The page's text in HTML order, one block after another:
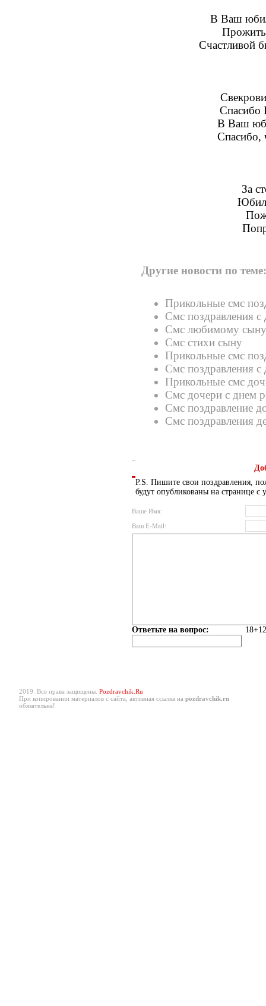
В Ваш
Прожить
Счастливой
Спасибо
В Ваш
Спасибо,
За
Другие новости по теме:
Прикольные смс
Смс поздравления
Смс любимому сыну
Смс стихи сыну
Прикольные смс
Смс поздравления
Прикольные смс
Смс дочери с днем
Смс поздравление
Смс поздравления
P.S. Пишите свои поздравления,
будут опубликованы на странице с
Ваше Имя:
Ваш E-Mail:
Ответьте на вопрос:
2019. Все права защищены. Pozdravchik.Ru
При копировании материалов с сайта, активная ссылка на pozdravchik.ru
обязательна!